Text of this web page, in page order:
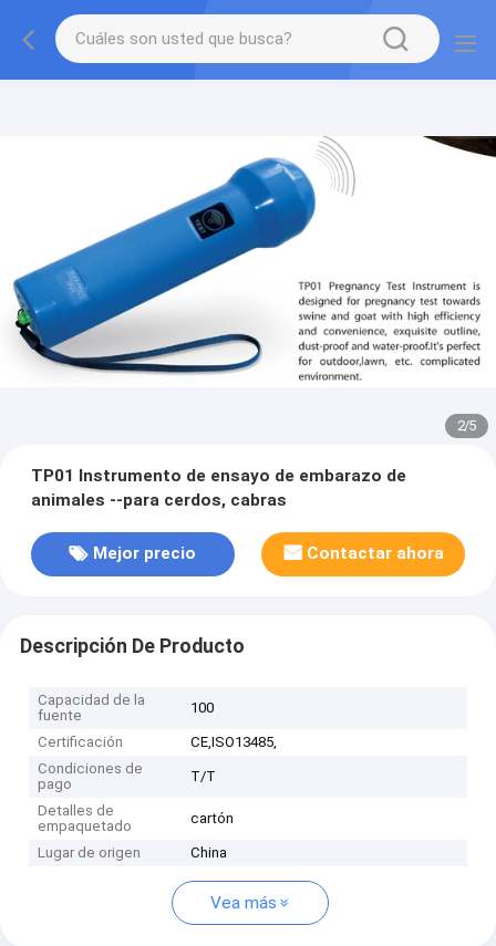
2/5
TP01 Instrumento de ensayo de embarazo de
animales --para cerdos, cabras
Mejor precio Contactar ahora
Descripción De Producto
Capacidad de la
fuente
100
Certificación
CE,ISO13485,
Condiciones de
pago
T/T
Detalles de
empaquetado
cartón
Lugar de origen China
Vea más